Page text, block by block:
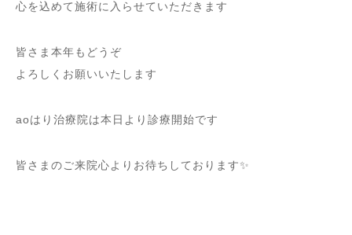
心を込めて施術に入らせていただきます
皆さま本年もどうぞ
よろしくお願いいたします
aoはり治療院は本日より診療開始です
皆さまのご来院心よりお待ちしております✨